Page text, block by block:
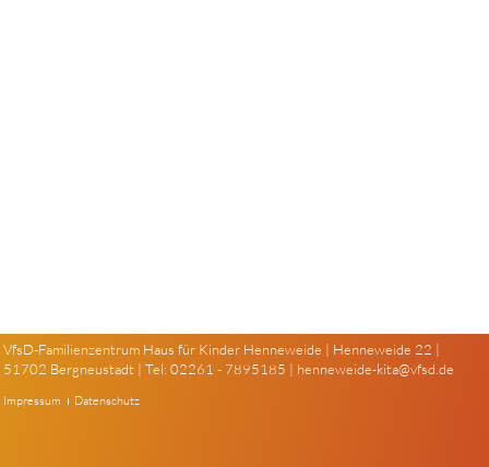
VfsD-Familienzentrum Haus für Kinder Henneweide | Henneweide 22 |
51702 Bergneustadt | Tel: 02261 - 7895185 | henneweide-kita@vfsd.de
Impressum Datenschutz